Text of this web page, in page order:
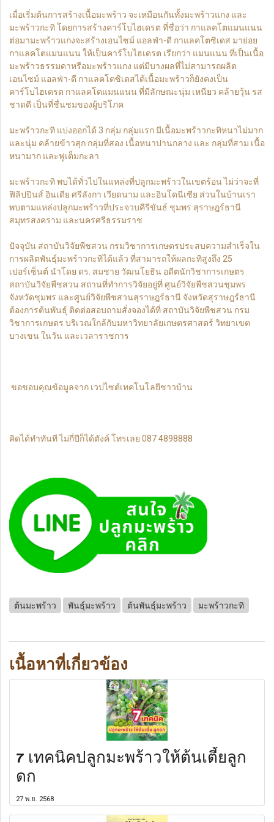
เมื่อเริ่มต้นการสร้างเนื้อมะพร้าว จะเหมือนกันทั้งมะพร้าวแกง และ
มะพร้าวกะทิ โดยการสร้างคาร์โบไฮเดรต ที่ชื่อว่า กาแลคโตแมนแนน
ต่อมามะพร้าวแกงจะสร้างเอนไซม์ แอลฟ่า-ดี กาแลคโตซิเดส มาย่อย
กาแลคโตแมนแนน ให้เป็นคาร์โบไฮเดรต เรียกว่า แมนแนน ที่เป็นเนื้อ
มะพร้าวธรรมดาหรือมะพร้าวแกง แต่มีบางผลที่ไม่สามารถผลิต
เอนไซม์ แอลฟ่า-ดี กาแลคโตซิเดสได้เนื้อมะพร้าวก็ยังคงเป็น
คาร์โบไฮเดรต กาแลคโตแมนแนน ที่มีลักษณะนุ่ม เหนียว คล้ายวุ้น รส
ชาดดี เป็นที่ชื่นชมของผู้บริโภค
มะพร้าวกะทิ แบ่งออกได้ 3 กลุ่ม กลุ่มแรก มีเนื้อมะพร้าวกะทิหนาไม่มาก
และนุ่ม คล้ายข้าวสุก กลุ่มที่สอง เนื้อหนาปานกลาง และ กลุ่มที่สาม เนื้อ
หนามาก และฟูเต็มกะลา
มะพร้าวกะทิ พบได้ทั่วไปในแหล่งที่ปลูกมะพร้าวในเขตร้อน ไม่ว่าจะที่
ฟิลิปปินส์ อินเดีย ศรีลังกา เวียดนาม และอินโดนีเซีย ส่วนในบ้านเรา
พบตามแหล่งปลูกมะพร้าวที่ประจวบคีรีขันธ์ ชุมพร สุราษฎร์ธานี
สมุทรสงคราม และนครศรีธรรมราช
ปัจจุบัน สถาบันวิจัยพืชสวน กรมวิชาการเกษตรประสบความสำเร็จใน
การผลิตพันธุ์มะพร้าวกะทิได้แล้ว ที่สามารถให้ผลกะทิสูงถึง 25
เปอร์เซ็นต์ นำโดย ดร. สมชาย วัฒนโยธิน อดีตนักวิชาการเกษตร
สถาบันวิจัยพืชสวน สถานที่ทำการวิจัยอยู่ที่ ศูนย์วิจัยพืชสวนชุมพร
จังหวัดชุมพร และศูนย์วิจัยพืชสวนสุราษฎร์ธานี จังหวัดสุราษฎร์ธานี
ต้องการต้นพันธุ์ ติดต่อสอบถามสั่งจองได้ที่ สถาบันวิจัยพืชสวน กรม
วิชาการเกษตร บริเวณใกล้กับมหาวิทยาลัยเกษตรศาสตร์ วิทยาเขต
บางเขน ในวัน และเวลาราชการ
ขอขอบคุณข้อมูลจาก เวปไซต์เทคโนโลยีชาวบ้าน
คิดได้ทำทันที ไม่กี่ปีก็ได้ตังค์ โทรเลย 087 4898888
ต้นมะพร้าว พันธุ์มะพร้าว ต้นพันธุ์มะพร้าว มะพร้าวกะทิ
เนื้อหาที่เกี่ยวข้อง
7 เทคนิคปลูกมะพร้าวให้ต้นเตี้ยลูก
ดก
27 พ.ย. 2568